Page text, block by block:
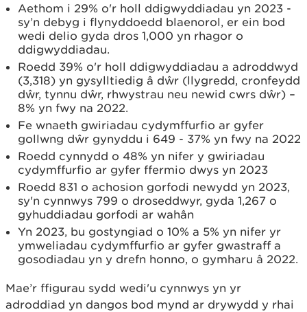
Aethom i 29% o'r holl ddigwyddiadau yn 2023 -
sy’n debyg i flynyddoedd blaenorol, er ein bod
wedi delio gyda dros 1,000 yn rhagor o
ddigwyddiadau.
Roedd 39% o'r holl ddigwyddiadau a adroddwyd
(3,318) yn gysylltiedig â dŵr (llygredd, cronfeydd
dŵr, tynnu dŵr, rhwystrau neu newid cwrs dŵr) –
8% yn fwy na 2022.
Fe wnaeth gwiriadau cydymffurfio ar gyfer
gollwng dŵr gynyddu i 649 - 37% yn fwy na 2022
Roedd cynnydd o 48% yn nifer y gwiriadau
cydymffurfio ar gyfer ffermio dwys yn 2023
Roedd 831 o achosion gorfodi newydd yn 2023,
sy'n cynnwys 799 o droseddwyr, gyda 1,267 o
gyhuddiadau gorfodi ar wahân
Yn 2023, bu gostyngiad o 10% a 5% yn nifer yr
ymweliadau cydymffurfio ar gyfer gwastraff a
gosodiadau yn y drefn honno, o gymharu â 2022.
Mae’r ffigurau sydd wedi'u cynnwys yn yr
adroddiad yn dangos bod mynd ar drywydd y rhai